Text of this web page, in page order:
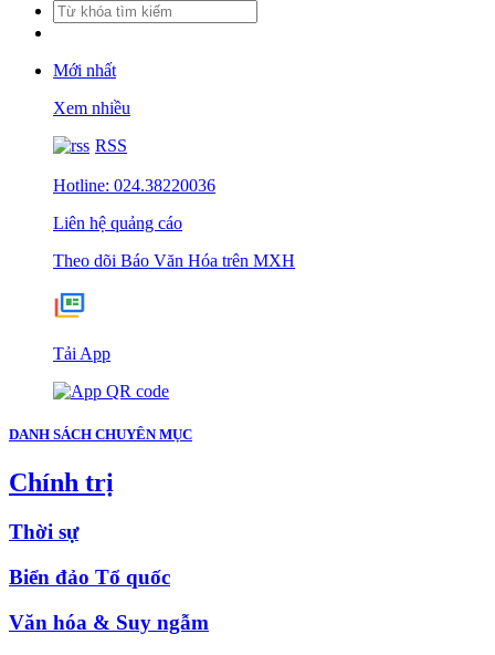
Mới nhất
Xem nhiều
RSS
Hotline: 024.38220036
Liên hệ quảng cáo
Theo dõi Báo Văn Hóa trên MXH
Tải App
DANH SÁCH CHUYÊN MỤC
Chính trị
Thời sự
Biển đảo Tổ quốc
Văn hóa & Suy ngẫm